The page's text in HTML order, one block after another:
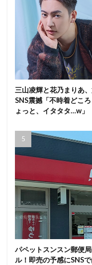
三山凌輝と花乃まりあ
SNS震撼「不時着どこ
ょっと、イタタタ…w」
パペットスンスン郵便
ル！即売の予感にSNS